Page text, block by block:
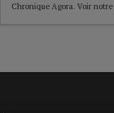
Chronique Agora. Voir notre